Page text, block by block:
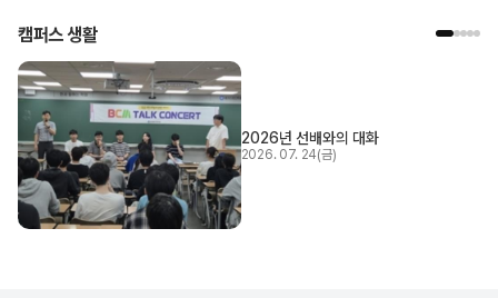
캠퍼스 생활
2026년 선배와의 대화
2026. 07. 24(금)